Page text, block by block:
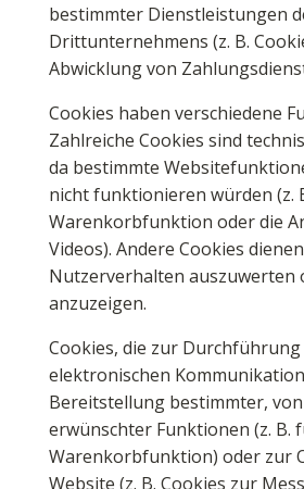
bestimmter Dienstleistungen
Drittunternehmens (z. B.
Abwicklung von
Cookies haben verschiedene
Zahlreiche Cookies sind
da bestimmte
nicht funktionieren würden (z.
Warenkorbfunktion oder die
Videos). Andere Cookies
Nutzerverhalten auszuwerten
anzuzeigen.
Cookies, die zur Durchführung
elektronischen
Bereitstellung bestimmter,
erwünschter Funktionen (z. B.
Warenkorbfunktion) oder zur
Website (z. B. Cookies zur